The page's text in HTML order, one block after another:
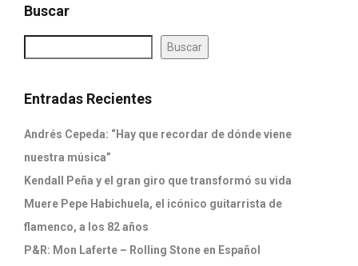
Buscar
Buscar
Entradas Recientes
Andrés Cepeda: “Hay que recordar de dónde viene
nuestra música”
Kendall Peña y el gran giro que transformó su vida
Muere Pepe Habichuela, el icónico guitarrista de
flamenco, a los 82 años
P&R: Mon Laferte – Rolling Stone en Español